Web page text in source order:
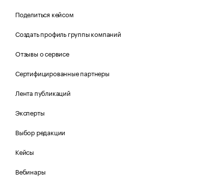
Поделиться кейсом
Создать профиль группы компаний
Отзывы о сервисе
Сертифицированные партнеры
Лента публикаций
Эксперты
Выбор редакции
Кейсы
Вебинары